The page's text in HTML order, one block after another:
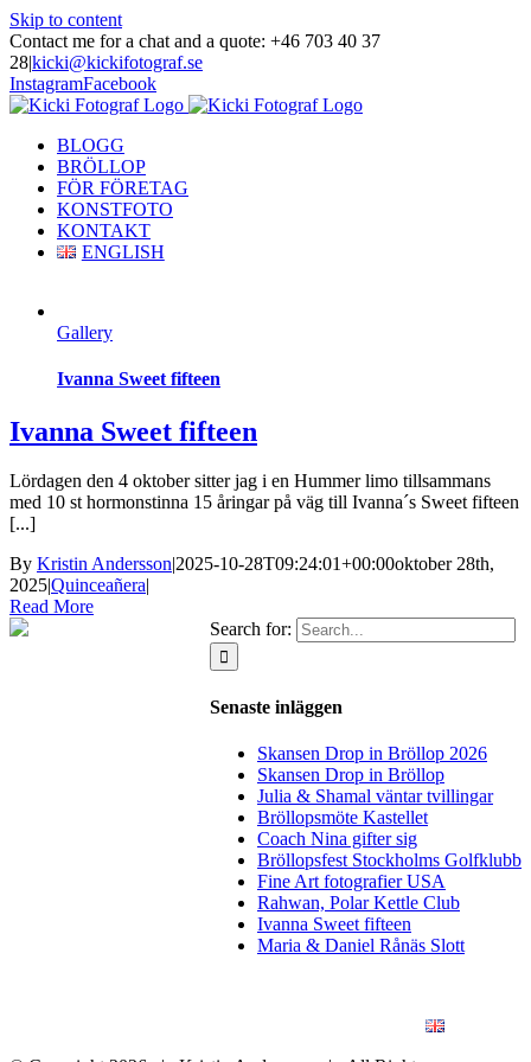
Skip to content
Contact me for a chat and a quote: +46 703 40 37
28|kicki@kickifotograf.se
InstagramFacebook
BLOGG
BRÖLLOP
FÖR FÖRETAG
KONSTFOTO
KONTAKT
ENGLISH
Gallery
Ivanna Sweet fifteen
Ivanna Sweet fifteen
Lördagen den 4 oktober sitter jag i en Hummer limo tillsammans
med 10 st hormonstinna 15 åringar på väg till Ivanna´s Sweet fifteen
[...]
By Kristin Andersson|2025-10-28T09:24:01+00:00oktober 28th,
2025|Quinceañera|
Read More
Search for:
Senaste inläggen
Skansen Drop in Bröllop 2026
Skansen Drop in Bröllop
Julia & Shamal väntar tvillingar
Bröllopsmöte Kastellet
Coach Nina gifter sig
Bröllopsfest Stockholms Golfklubb
Fine Art fotografier USA
Rahwan, Polar Kettle Club
Ivanna Sweet fifteen
Maria & Daniel Rånäs Slott